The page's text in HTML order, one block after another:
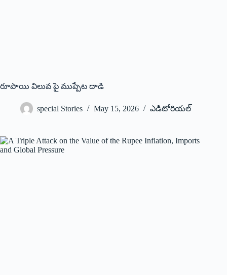
రూపాయి విలువ పై ముప్పేట దాడి
special Stories May 15, 2026 ఎడిటోరియల్